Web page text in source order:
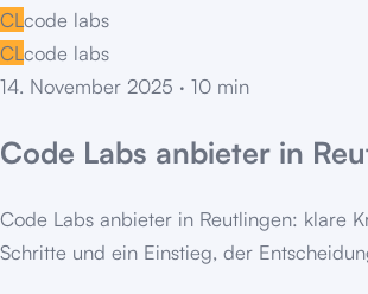
CL code labs
CL code labs
14. November 2025 · 10 min
Code Labs anbieter in
Code Labs anbieter in Reutlingen: klare
Schritte und ein Einstieg, der